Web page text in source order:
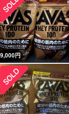
9,000円